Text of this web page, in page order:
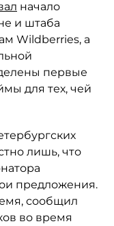
начало
и штаба
Wildberries, а
первые
для тех, чей
лишь, что
предложения.
сообщил
во время